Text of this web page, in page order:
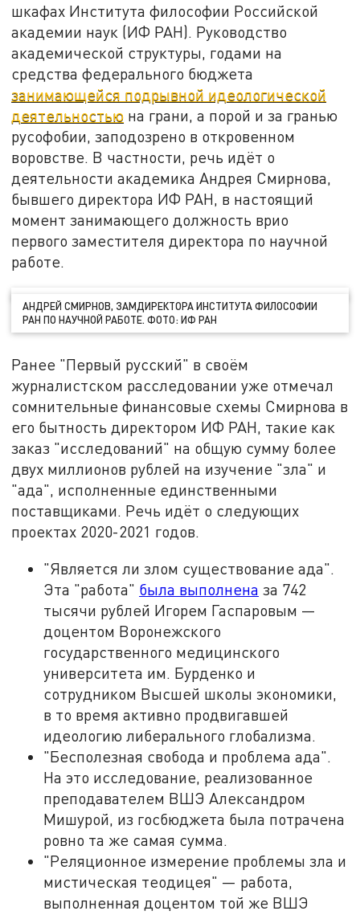
шкафах Института философии Российской
академии наук (ИФ РАН). Руководство
академической структуры, годами на
средства федерального бюджета
занимающейся подрывной идеологической
деятельностью на грани, а порой и за гранью
русофобии, заподозрено в откровенном
воровстве. В частности, речь идёт о
деятельности академика Андрея Смирнова,
бывшего директора ИФ РАН, в настоящий
момент занимающего должность врио
первого заместителя директора по научной
работе.
АНДРЕЙ СМИРНОВ, ЗАМДИРЕКТОРА ИНСТИТУТА ФИЛОСОФИИ
РАН ПО НАУЧНОЙ РАБОТЕ. ФОТО: ИФ РАН
Ранее "Первый русский" в своём
журналистском расследовании уже отмечал
сомнительные финансовые схемы Смирнова в
его бытность директором ИФ РАН, такие как
заказ "исследований" на общую сумму более
двух миллионов рублей на изучение "зла" и
"ада", исполненные единственными
поставщиками. Речь идёт о следующих
проектах 2020-2021 годов.
"Является ли злом существование ада".
Эта "работа" была выполнена за 742
тысячи рублей Игорем Гаспаровым —
доцентом Воронежского
государственного медицинского
университета им. Бурденко и
сотрудником Высшей школы экономики,
в то время активно продвигавшей
идеологию либерального глобализма.
"Бесполезная свобода и проблема ада".
На это исследование, реализованное
преподавателем ВШЭ Александром
Мишурой, из госбюджета была потрачена
ровно та же самая сумма.
"Реляционное измерение проблемы зла и
мистическая теодицея" — работа,
выполненная доцентом той же ВШЭ